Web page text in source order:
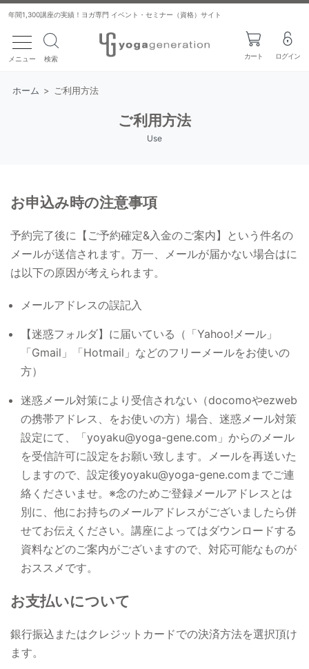
年間1,300講座の実績！ヨガ専門 イベント・セミナー（資格）サイト
toggle navigation
メニュー 検索 カート ログイン
ホーム > ご利用方法
ご利用方法
Use
お申込み時の注意事項
予約完了後に【ご予約確定&入金のご案内】という件名の
メールが送信されます。万一、メールが届かない場合はに
は以下の原因が考えられます。
メールアドレスの誤記入
【迷惑フォルダ】に届いている（「Yahoo!メール」
「Gmail」「Hotmail」などのフリーメールをお使いの
方）
迷惑メール対策により受信されない（docomoやezweb
の携帯アドレス、をお使いの方）場合、迷惑メール対策
設定にて、「yoyaku@yoga-gene.com」からのメール
を受信許可に設定をお願い致します。メールを再送いた
しますので、設定後yoyaku@yoga-gene.comまでご連
絡くださいませ。※念のためご登録メールアドレスとは
別に、他にお持ちのメールアドレスがございましたら併
せてお伝えください。講座によってはダウンロードする
資料などのご案内がございますので、対応可能なものが
おススメです。
お支払いについて
銀行振込またはクレジットカードでの決済方法を選択頂け
ます。